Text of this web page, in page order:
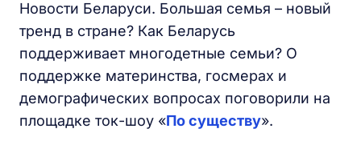
Новости Беларуси. Большая семья – новый
тренд в стране? Как Беларусь
поддерживает многодетные семьи? О
поддержке материнства, госмерах и
демографических вопросах поговорили на
площадке ток-шоу «По существу».